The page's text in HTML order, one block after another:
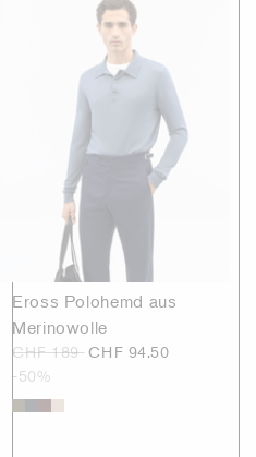
Eross Polohemd aus
Merinowolle
CHF 189 CHF 94.50
-50%